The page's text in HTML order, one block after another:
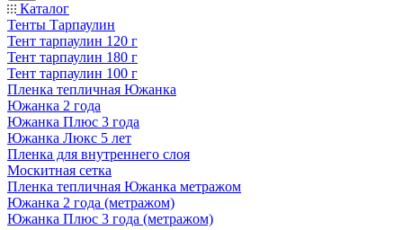
Каталог
Тенты Тарпаулин
Тент тарпаулин 120 г
Тент тарпаулин 180 г
Тент тарпаулин 100 г
Пленка тепличная Южанка
Южанка 2 года
Южанка Плюс 3 года
Южанка Люкс 5 лет
Пленка для внутреннего слоя
Москитная сетка
Пленка тепличная Южанка метражом
Южанка 2 года (метражом)
Южанка Плюс 3 года (метражом)